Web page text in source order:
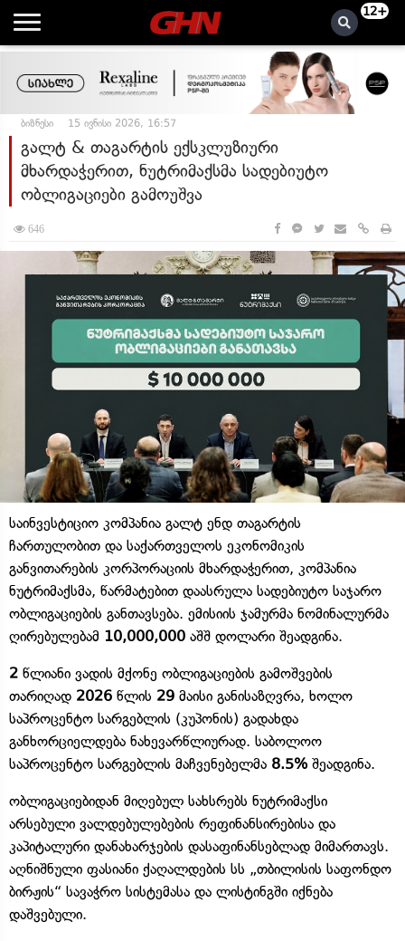
12+
ბიზნესი 15 ივნისი 2026, 16:57
გალტ & თაგარტის ექსკლუზიური
მხარდაჭერით, ნუტრიმაქსმა სადებიუტო
ობლიგაციები გამოუშვა
646
საინვესტიციო კომპანია გალტ ენდ თაგარტის
ჩართულობით და საქართველოს ეკონომიკის
განვითარების კორპორაციის მხარდაჭერით, კომპანია
ნუტრიმაქსმა, წარმატებით დაასრულა სადებიუტო საჯარო
ობლიგაციების განთავსება. ემისიის ჯამურმა ნომინალურმა
ღირებულებამ 10,000,000 აშშ დოლარი შეადგინა.
2 წლიანი ვადის მქონე ობლიგაციების გამოშვების
თარიღად 2026 წლის 29 მაისი განისაზღვრა, ხოლო
საპროცენტო სარგებლის (კუპონის) გადახდა
განხორციელდება ნახევარწლიურად. საბოლოო
საპროცენტო სარგებლის მაჩვენებელმა 8.5% შეადგინა.
ობლიგაციებიდან მიღებულ სახსრებს ნუტრიმაქსი
არსებული ვალდებულებების რეფინანსირებისა და
კაპიტალური დანახარჯების დასაფინანსებლად მიმართავს.
აღნიშნული ფასიანი ქაღალდების სს „თბილისის საფონდო
ბირჟის“ სავაჭრო სისტემასა და ლისტინგში იქნება
დაშვებული.